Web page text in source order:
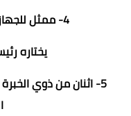
4- ممثل للجهاز القومي لتنظيم الاتصالات
يختاره
5- اثنان من ذوي